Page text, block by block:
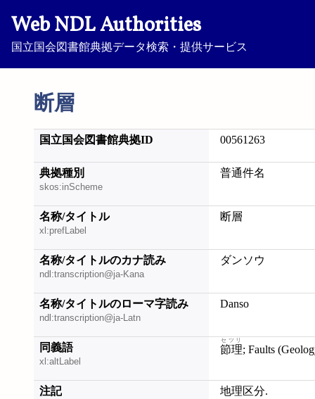
Web NDL Authorities
国立国会図書館典拠データ検索・提供サービス
断層
国立国会図書館典拠ID 00561263
典拠種別
skos:inScheme
普通件名
名称/タイトル
xl:prefLabel
断層
名称/タイトルのカナ読み
ndl:transcription@ja-Kana
ダンソウ
名称/タイトルのローマ字読み
ndl:transcription@ja-Latn
Danso
同義語
xl:altLabel
節理
セツリ
; Faults
注記 地理区分.